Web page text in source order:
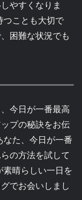
やすくなりま
つことも大切で
困難な状況でも
今日が一番最高
プの秘訣をお伝
なた、今日が一番
の方法を試して
素晴らしい一日を
でお会いしまし